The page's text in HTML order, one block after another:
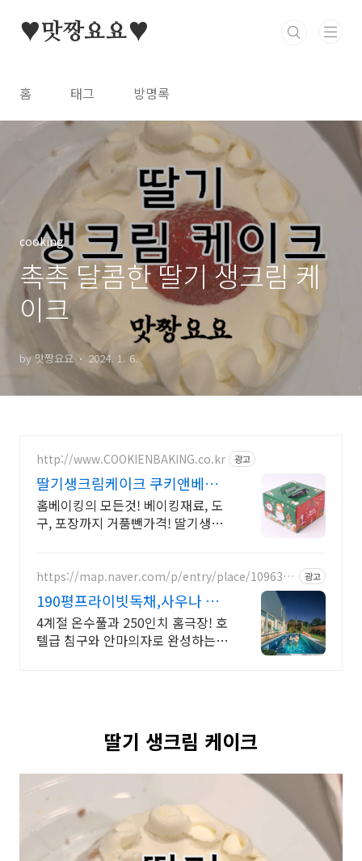
♥맛짱요요♥
홈 태그 방명록
cooking
촉촉 달콤한 딸기 생크림 케
이크
by 맛짱요요 2024. 1. 6.
http://www.COOKIENBAKING.co.kr 광고
딸기생크림케이크 쿠키앤베이
킹
홈베이킹의 모든것! 베이킹재료, 도
구, 포장까지 거품뺀가격! 딸기생크
https://map.naver.com/p/entry/place/1096378
광고
190평프라이빗독채,사우나 예
쁜 4계절 온수수영장 힐링
4계절 온수풀과 250인치 홈극장! 호
텔급 침구와 안마의자로 완성하는
딸기 생크림 케이크